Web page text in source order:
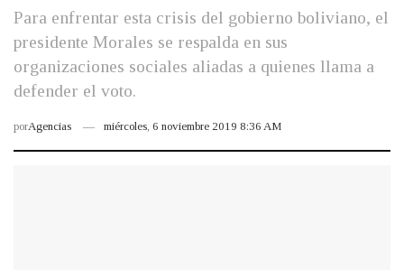
Para enfrentar esta crisis del gobierno boliviano, el
presidente Morales se respalda en sus
organizaciones sociales aliadas a quienes llama a
defender el voto.
porAgencias miércoles, 6 noviembre 2019 8:36 AM